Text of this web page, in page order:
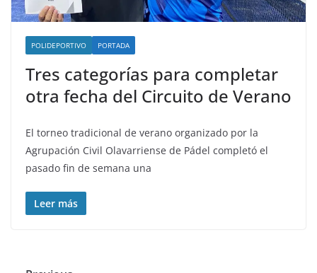
POLIDEPORTIVO PORTADA
Tres categorías para completar
otra fecha del Circuito de Verano
El torneo tradicional de verano organizado por la
Agrupación Civil Olavarriense de Pádel completó el
pasado fin de semana una
Leer más